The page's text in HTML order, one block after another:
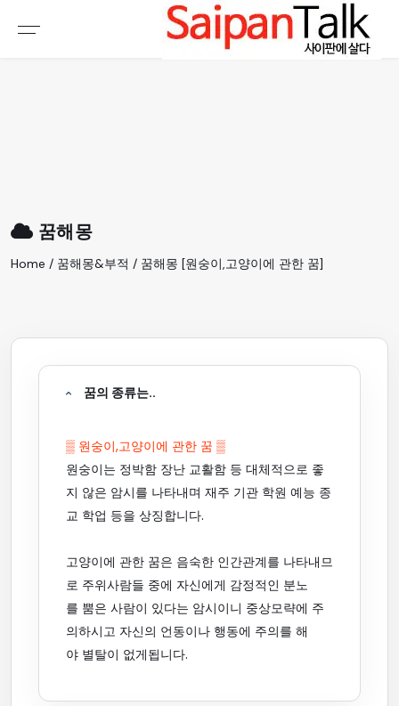
꿈해몽
Home / 꿈해몽&부적 / 꿈해몽 [원숭이,고양이에 관한 꿈]
꿈의 종류는..
▒ 원숭이,고양이에 관한 꿈 ▒
원숭이는 정박함 장난 교활함 등 대체적으로 좋
지 않은 암시를 나타내며 재주 기관 학원 예능 종
교 학업 등을 상징합니다.
고양이에 관한 꿈은 음숙한 인간관계를 나타내므
로 주위사람들 중에 자신에게 감정적인 분노
를 뿜은 사람이 있다는 암시이니 중상모략에 주
의하시고 자신의 언동이나 행동에 주의를 해
야 별탈이 없게됩니다.
여행정보
생활정보
갤러리 & 동영상